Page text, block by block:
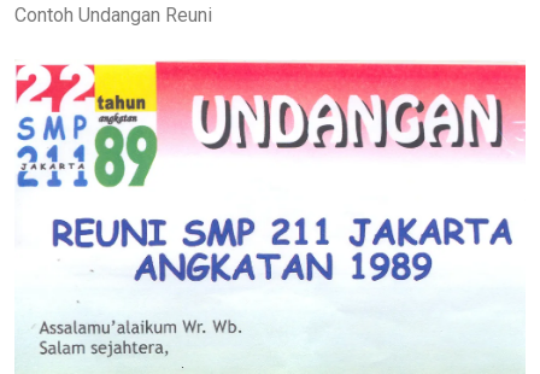
Contoh Undangan Reuni